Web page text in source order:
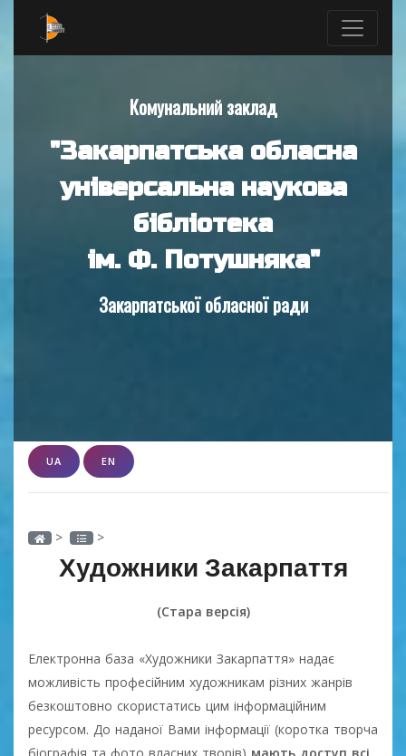
Комунальний заклад
"Закарпатська обласна
універсальна наукова
бібліотека
ім. Ф. Потушняка"
Закарпатської обласної ради
UA EN
> >
Художники Закарпаття
(Стара версія)
Електронна база «Художники Закарпаття» надає
можливість професійним художникам різних жанрів
безкоштовно скористатись цим інформаційним
ресурсом. До наданої Вами інформації (коротка творча